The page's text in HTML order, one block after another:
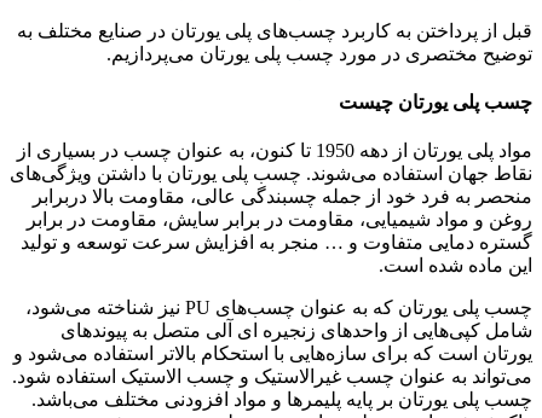
قبل از پرداختن به کاربرد چسب‌های پلی یورتان در صنایع مختلف به
توضیح مختصری در مورد چسب پلی یورتان می‌پردازیم.
چسب پلی یورتان چیست
مواد پلی یورتان از دهه 1950 تا کنون، به عنوان چسب در بسیاری از
نقاط جهان استفاده می‌شوند. چسب پلی یورتان با داشتن ویژگی‌های
منحصر به فرد خود از جمله چسبندگی عالی، مقاومت بالا دربرابر
روغن و مواد شیمیایی، مقاومت در برابر سایش، مقاومت در برابر
گستره دمایی متفاوت و … منجر به افزایش سرعت توسعه و تولید
این ماده شده است.
چسب پلی یورتان که به عنوان چسب‌های PU نیز شناخته می‌شود،
شامل کپی‌هایی از واحدهای زنجیره ای آلی متصل به پیوندهای
یورتان است که برای سازه‌هایی با استحکام بالاتر استفاده می‌شود و
می‌تواند به عنوان چسب غیرالاستیک و چسب الاستیک استفاده شود.
چسب پلی یورتان بر پایه پلیمرها و مواد افزودنی مختلف می‌باشد.